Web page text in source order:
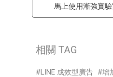
馬上使用漸強實
相關 TAG
LINE 成效型廣告
增